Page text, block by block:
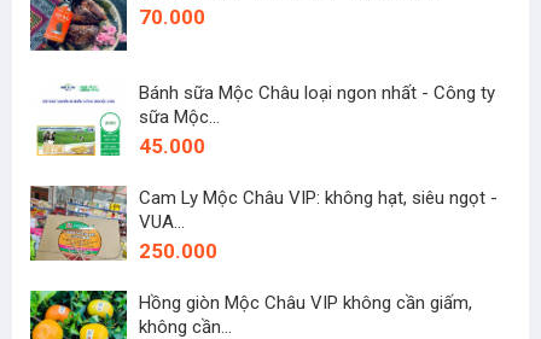
70.000
Bánh sữa Mộc Châu loại ngon nhất - Công ty
sữa Mộc...
45.000
Cam Ly Mộc Châu VIP: không hạt, siêu ngọt -
VUA...
250.000
Hồng giòn Mộc Châu VIP không cần giấm,
không cần...